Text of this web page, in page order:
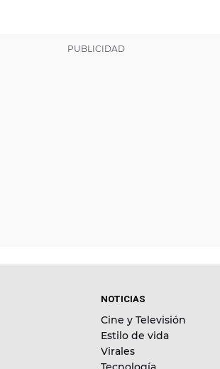
NOTICIAS
Cine y Televisión
Estilo de vida
Virales